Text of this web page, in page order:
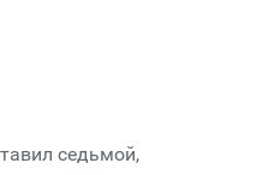
седьмой,